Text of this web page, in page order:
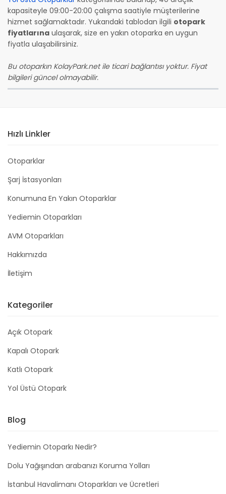
kapasiteyle 09:00-20:00 çalışma saatiyle müşterilerine
hizmet sağlamaktadır. Yukarıdaki tablodan ilgili otopark
fiyatlarına ulaşarak, size en yakın otoparka en uygun
fiyatla ulaşabilirsiniz.
Bu otoparkın KolayPark.net ile ticari bağlantısı yoktur. Fiyat
bilgileri güncel olmayabilir.
Hızlı Linkler
Otoparklar
Şarj İstasyonları
Konumuna En Yakın Otoparklar
Yediemin Otoparkları
AVM Otoparkları
Hakkımızda
İletişim
Kategoriler
Açık Otopark
Kapalı Otopark
Katlı Otopark
Yol Üstü Otopark
Blog
Yediemin Otoparkı Nedir?
Dolu Yağışından arabanızı Koruma Yolları
İstanbul Havalimanı Otoparkları ve Ücretleri